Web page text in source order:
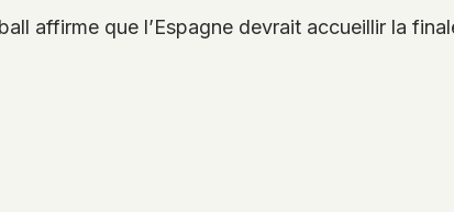
affirme que l’Espagne devrait accueillir la